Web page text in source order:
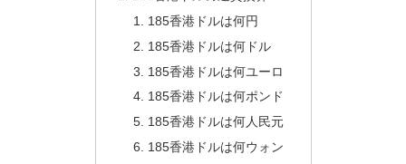
185香港ドルは何円
185香港ドルは何ドル
185香港ドルは何ユーロ
185香港ドルは何ポンド
185香港ドルは何人民元
185香港ドルは何ウォン